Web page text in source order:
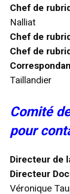
Chef de
Nalliat
Chef de
Chef de
Taillandier
Comité
pour
Directeur de
Directeur
Véronique